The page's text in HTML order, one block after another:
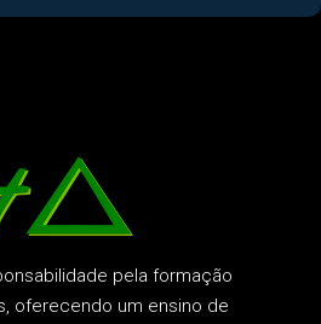
pela formação
oferecendo um ensino de